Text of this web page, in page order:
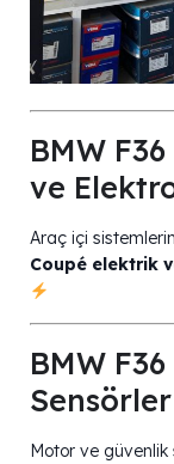
BMW
ve
Araç içi
Coupé elektrik
BMW
Motor ve